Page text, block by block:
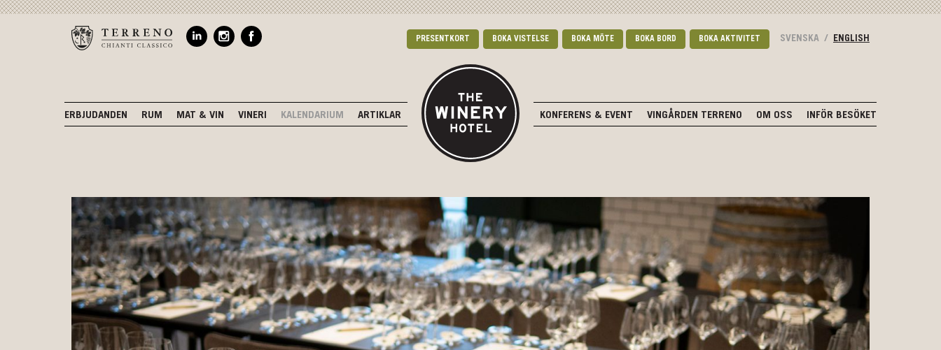
PRESENTKORT BOKA VISTELSE BOKA MÖTE BOKA BORD BOKA AKTIVITET SVENSKA / ENGLISH
ERBJUDANDEN RUM MAT & VIN VINERI KALENDARIUM ARTIKLAR KONFERENS & EVENT VINGÅRDEN TERRENO OM OSS INFÖR BESÖKET